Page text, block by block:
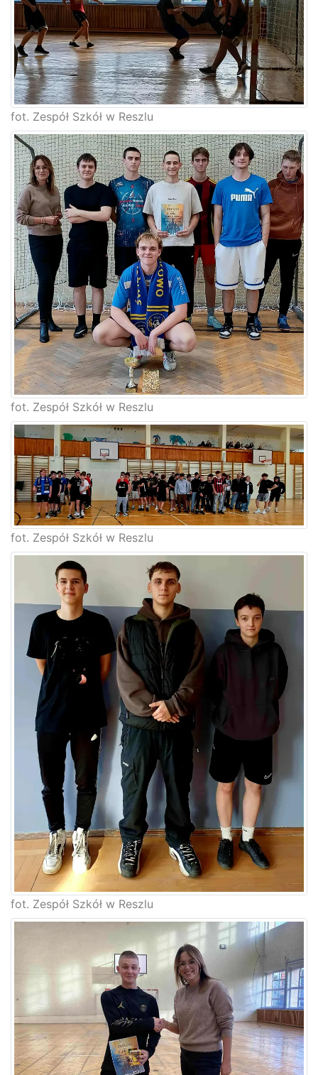
fot. Zespół Szkół w Reszlu
fot. Zespół Szkół w Reszlu
fot. Zespół Szkół w Reszlu
fot. Zespół Szkół w Reszlu